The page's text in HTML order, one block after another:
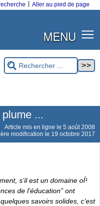
Aller au pied de page
MENU
...
Article mis en ligne le 5 août 2008
modification le 19 octobre 2017
s’il est un domaine oÍ¹
de l’éducation” ont
savoirs solides, c’est